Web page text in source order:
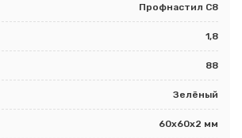
Профнастил С8
1,8
88
Зелёный
60х60х2 мм